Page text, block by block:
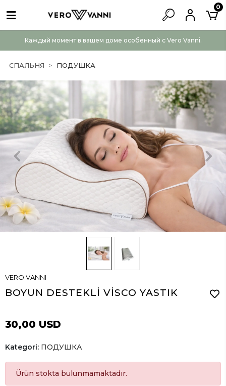
Каждый момент в вашем доме особенный с Vero Vanni.
0
СПАЛЬНЯ ПОДУШКА
VERO VANNI
BOYUN DESTEKLİ VİSCO YASTIK
30,00 USD
Kategori: ПОДУШКА
Ürün stokta bulunmamaktadır.